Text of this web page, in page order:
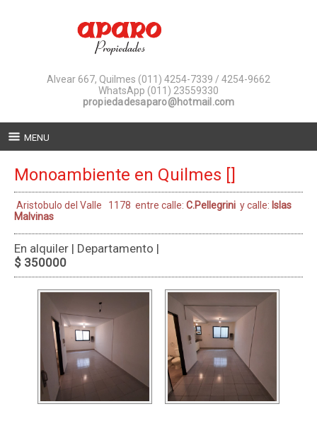
Alvear 667, Quilmes (011) 4254-7339 / 4254-9662
WhatsApp (011) 23559330
propiedadesaparo@hotmail.com
MENU
Monoambiente en Quilmes []
Aristobulo del Valle 1178 entre calle: C.Pellegrini y calle: Islas
Malvinas
En alquiler | Departamento |
$ 350000